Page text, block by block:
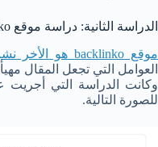
الدراسة الثانية: دراسة موقع Backlinko
موقع backlinko هو الأخر نشر دراسة
وكانت الدراسة التي أجريت
للصورة التالية.